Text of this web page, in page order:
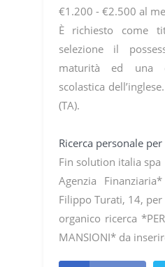
€1.200 - €2.500 al
È richiesto come
selezione il
maturità ed una
scolastica
(TA).
Ricerca personale
Fin solution italia spa
Agenzia
Filippo Turati, 14,
organico ricerca
MANSIONI* da